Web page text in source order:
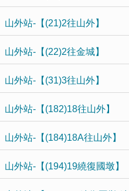
山外站-【(21)2往山外】
山外站-【(22)2往金城】
山外站-【(31)3往山外】
山外站-【(182)18往山外】
山外站-【(184)18A往山外】
山外站-【(194)19繞復國墩】